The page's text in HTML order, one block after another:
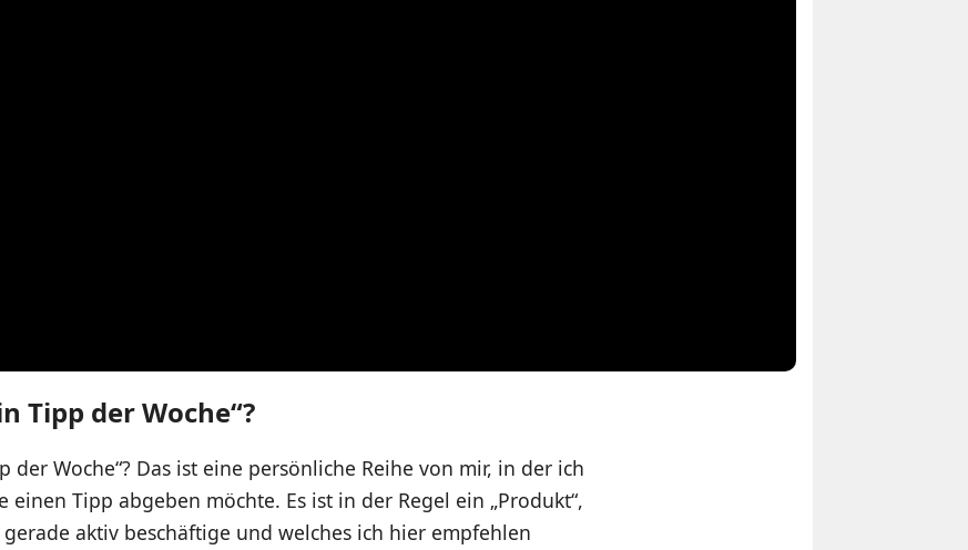
Tipp der Woche“?
der Woche“? Das ist eine persönliche Reihe von mir, in der ich
einen Tipp abgeben möchte. Es ist in der Regel ein „Produkt“,
aktiv beschäftige und welches ich hier empfehlen